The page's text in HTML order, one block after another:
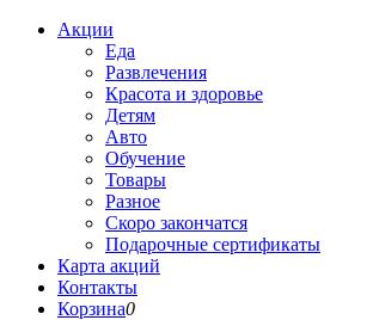
Акции
Еда
Развлечения
Красота и здоровье
Детям
Авто
Обучение
Товары
Разное
Скоро закончатся
Подарочные сертификаты
Карта акций
Контакты
Корзина0